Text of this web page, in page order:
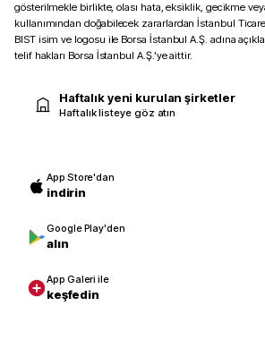
gösterilmekle birlikte, olası hata, eksiklik, gecikme
kullanımından doğabilecek zararlardan İstanbul
BIST isim ve logosu ile Borsa İstanbul A.Ş. adına
telif hakları Borsa İstanbul A.Ş.’ye aittir.
Haftalık yeni kurulan şirketler
Haftalık listeye göz atın
App Store'dan
indirin
Google Play'den
alın
App Galeri ile
keşfedin